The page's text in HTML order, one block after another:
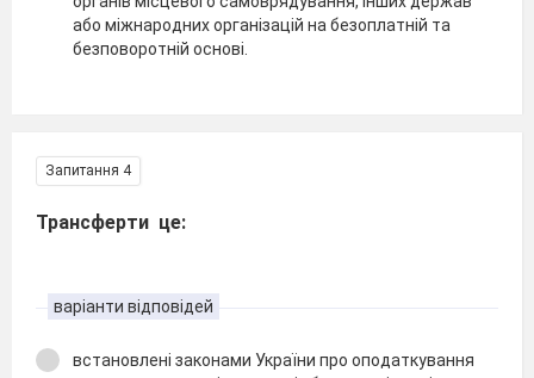
або міжнародних організацій на безоплатній та
безповоротній основі.
Запитання 4
Трансферти це:
варіанти відповідей
встановлені законами України про оподаткування